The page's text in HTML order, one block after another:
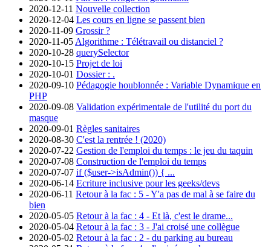
2020-12-11 Nouvelle collection
2020-12-04 Les cours en ligne se passent bien
2020-11-09 Grossir ?
2020-11-05 Algorithme : Télétravail ou distanciel ?
2020-10-28 querySelector
2020-10-15 Projet de loi
2020-10-01 Dossier : .
2020-09-10 Pédagogie houblonnée : Variable Dynamique en
PHP
2020-09-08 Validation expérimentale de l'utilité du port du
masque
2020-09-01 Règles sanitaires
2020-08-30 C'est la rentrée ! (2020)
2020-07-22 Gestion de l'emploi du temps : le jeu du taquin
2020-07-08 Construction de l'emploi du temps
2020-07-07 if ($user->isAdmin()) { ...
2020-06-14 Ecriture inclusive pour les geeks/devs
2020-06-11 Retour à la fac : 5 - Y'a pas de mal à se faire du
bien
2020-05-05 Retour à la fac : 4 - Et là, c'est le drame...
2020-05-04 Retour à la fac : 3 - J'ai croisé une collègue
2020-05-02 Retour à la fac : 2 - du parking au bureau